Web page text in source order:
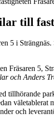
till
5 i
och Anders
tillhörande
och